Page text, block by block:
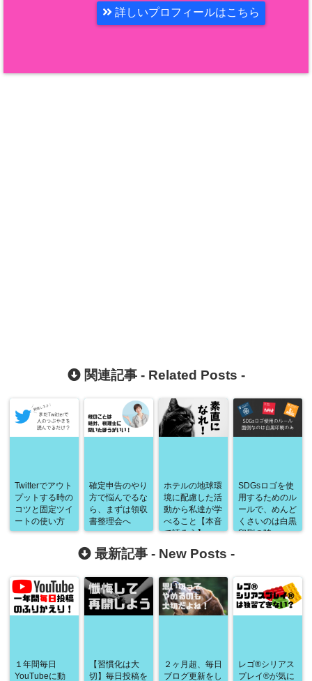
詳しいプロフィールはこちら
関連記事 - Related Posts -
Twitterでアウト
プットする時の
コツと固定ツイ
ートの使い方
確定申告のやり
方で悩んでるな
ら、まずは領収
書整理会へ
ホテルの地球環
境に配慮した活
動から私達が学
べること【本音
で語ろう】
SDGsロゴを使
用するためのル
ールで、めんど
くさいのは白黒
印刷の時。
最新記事 - New Posts -
１年間毎日
YouTubeに動
【習慣化は大
切】毎日投稿を
２ヶ月超、毎日
ブログ更新をし
レゴ®シリアス
プレイ®が気に